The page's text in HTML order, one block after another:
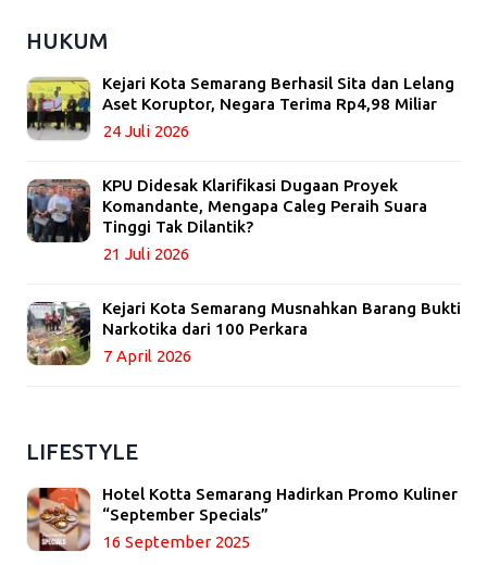
HUKUM
Kejari Kota Semarang Berhasil Sita dan Lelang
Aset Koruptor, Negara Terima Rp4,98 Miliar
24 Juli 2026
KPU Didesak Klarifikasi Dugaan Proyek
Komandante, Mengapa Caleg Peraih Suara
Tinggi Tak Dilantik?
21 Juli 2026
Kejari Kota Semarang Musnahkan Barang Bukti
Narkotika dari 100 Perkara
7 April 2026
LIFESTYLE
Hotel Kotta Semarang Hadirkan Promo Kuliner
“September Specials”
16 September 2025